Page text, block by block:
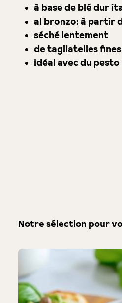
à base de blé dur
al bronzo: à partir
séché lentement
de tagliatelles fines
idéal avec du
Notre sélection pour
Produktgalerie